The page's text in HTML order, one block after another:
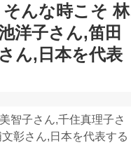
んな時こそ 林
洋子さん,笛田
ん,日本を代表
智子さん,千住真理子さ
彰さん,日本を代表する